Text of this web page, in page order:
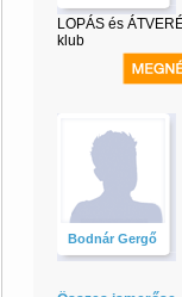
LOPÁS és
klub
Bodnár Gergő